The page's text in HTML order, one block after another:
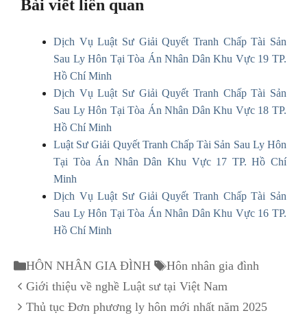
Bài viết liên quan
Dịch Vụ Luật Sư Giải Quyết Tranh Chấp Tài Sản
Sau Ly Hôn Tại Tòa Án Nhân Dân Khu Vực 19 TP.
Hồ Chí Minh
Dịch Vụ Luật Sư Giải Quyết Tranh Chấp Tài Sản
Sau Ly Hôn Tại Tòa Án Nhân Dân Khu Vực 18 TP.
Hồ Chí Minh
Luật Sư Giải Quyết Tranh Chấp Tài Sản Sau Ly Hôn
Tại Tòa Án Nhân Dân Khu Vực 17 TP. Hồ Chí
Minh
Dịch Vụ Luật Sư Giải Quyết Tranh Chấp Tài Sản
Sau Ly Hôn Tại Tòa Án Nhân Dân Khu Vực 16 TP.
Hồ Chí Minh
Danh
mục
HÔN NHÂN GIA ĐÌNH Thẻ
Hôn nhân gia đình
Giới thiệu về nghề Luật sư tại Việt Nam
Thủ tục Đơn phương ly hôn mới nhất năm 2025